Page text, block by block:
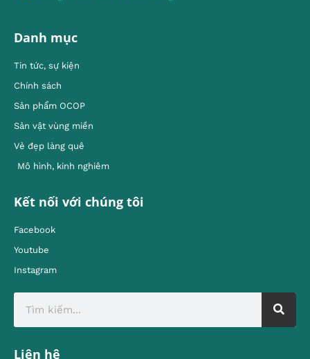
Danh mục
Tin tức, sự kiện
Chính sách
Sản phẩm OCOP
Sản vật vùng miền
Vẻ đẹp làng quê
Mô hình, kinh nghiêm
Kết nối với chúng tôi
Facebook
Youtube
Instagram
Liên hệ